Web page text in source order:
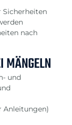
Sicherheiten
nach
MÄNGELN
und
Anleitungen)